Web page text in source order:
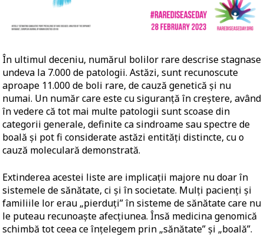
În ultimul deceniu, numărul bolilor rare descrise stagnase
undeva la 7.000 de patologii. Astăzi, sunt recunoscute
aproape 11.000 de boli rare, de cauză genetică și nu
numai. Un număr care este cu siguranță în creștere, având
în vedere că tot mai multe patologii sunt scoase din
categorii generale, definite ca sindroame sau spectre de
boală și pot fi considerate astăzi entități distincte, cu o
cauză moleculară demonstrată.
Extinderea acestei liste are implicații majore nu doar în
sistemele de sănătate, ci și în societate. Mulți pacienți și
familiile lor erau „pierduți” în sisteme de sănătate care nu
le puteau recunoaște afecțiunea. Însă medicina genomică
schimbă tot ceea ce înțelegem prin „sănătate” și „boală”.